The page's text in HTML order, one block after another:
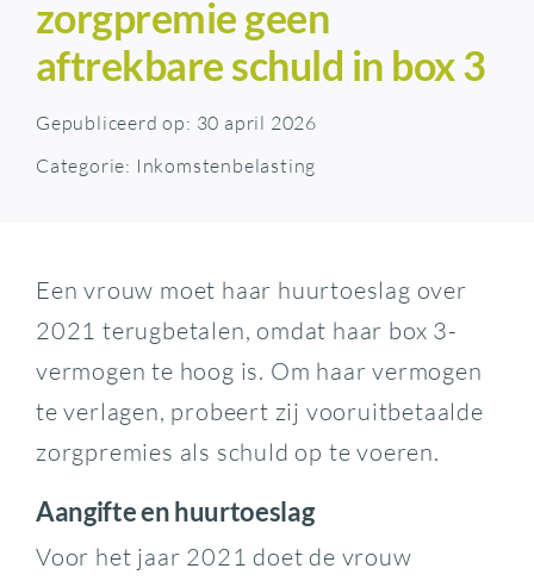
zorgpremie geen
aftrekbare schuld in box 3
Gepubliceerd op: 30 april 2026
Categorie: Inkomstenbelasting
Een vrouw moet haar huurtoeslag over
2021 terugbetalen, omdat haar box 3-
vermogen te hoog is. Om haar vermogen
te verlagen, probeert zij vooruitbetaalde
zorgpremies als schuld op te voeren.
Aangifte en huurtoeslag
Voor het jaar 2021 doet de vrouw